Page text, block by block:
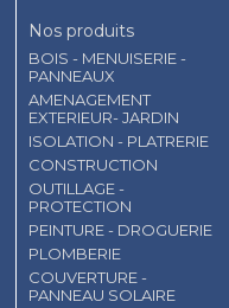
Nos produits
BOIS - MENUISERIE -
PANNEAUX
AMENAGEMENT
EXTERIEUR- JARDIN
ISOLATION - PLATRERIE
CONSTRUCTION
OUTILLAGE -
PROTECTION
PEINTURE - DROGUERIE
PLOMBERIE
COUVERTURE -
PANNEAU SOLAIRE